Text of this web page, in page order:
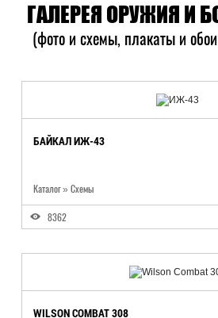
ГАЛЕРЕЯ ОРУЖИЯ И
(фото и схемы, плакаты и
БАЙКАЛ ИЖ-43
Каталог» Схемы
8362
WILSON COMBAT 308